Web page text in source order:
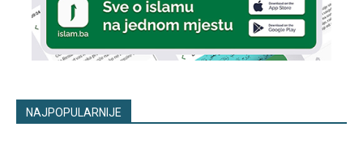
NAJPOPULARNIJE